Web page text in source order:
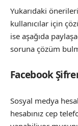
Yukarıdaki
kullanıcılar için
ise aşağıda
soruna çözüm
Facebook
Sosyal medya
hesabınız cep